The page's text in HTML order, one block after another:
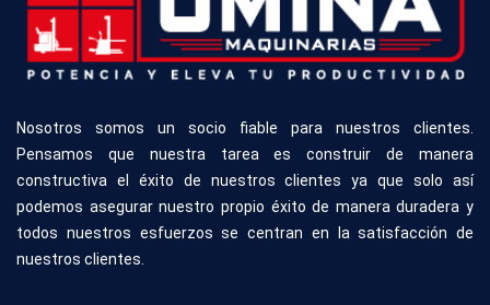
Nosotros somos un socio fiable para nuestros clientes.
Pensamos que nuestra tarea es construir de manera
constructiva el éxito de nuestros clientes ya que solo así
podemos asegurar nuestro propio éxito de manera duradera y
todos nuestros esfuerzos se centran en la satisfacción de
nuestros clientes.